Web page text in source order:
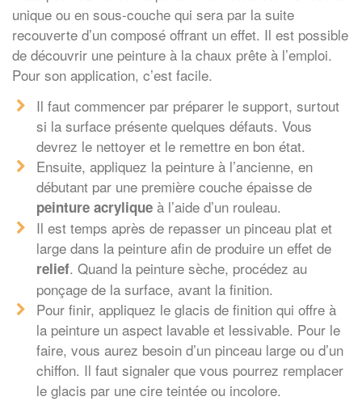
unique ou en sous-couche qui sera par la suite
recouverte d’un composé offrant un effet. Il est possible
de découvrir une peinture à la chaux prête à l’emploi.
Pour son application, c’est facile.
Il faut commencer par préparer le support, surtout
si la surface présente quelques défauts. Vous
devrez le nettoyer et le remettre en bon état.
Ensuite, appliquez la peinture à l’ancienne, en
débutant par une première couche épaisse de
peinture acrylique à l’aide d’un rouleau.
Il est temps après de repasser un pinceau plat et
large dans la peinture afin de produire un effet de
relief. Quand la peinture sèche, procédez au
ponçage de la surface, avant la finition.
Pour finir, appliquez le glacis de finition qui offre à
la peinture un aspect lavable et lessivable. Pour le
faire, vous aurez besoin d’un pinceau large ou d’un
chiffon. Il faut signaler que vous pourrez remplacer
le glacis par une cire teintée ou incolore.